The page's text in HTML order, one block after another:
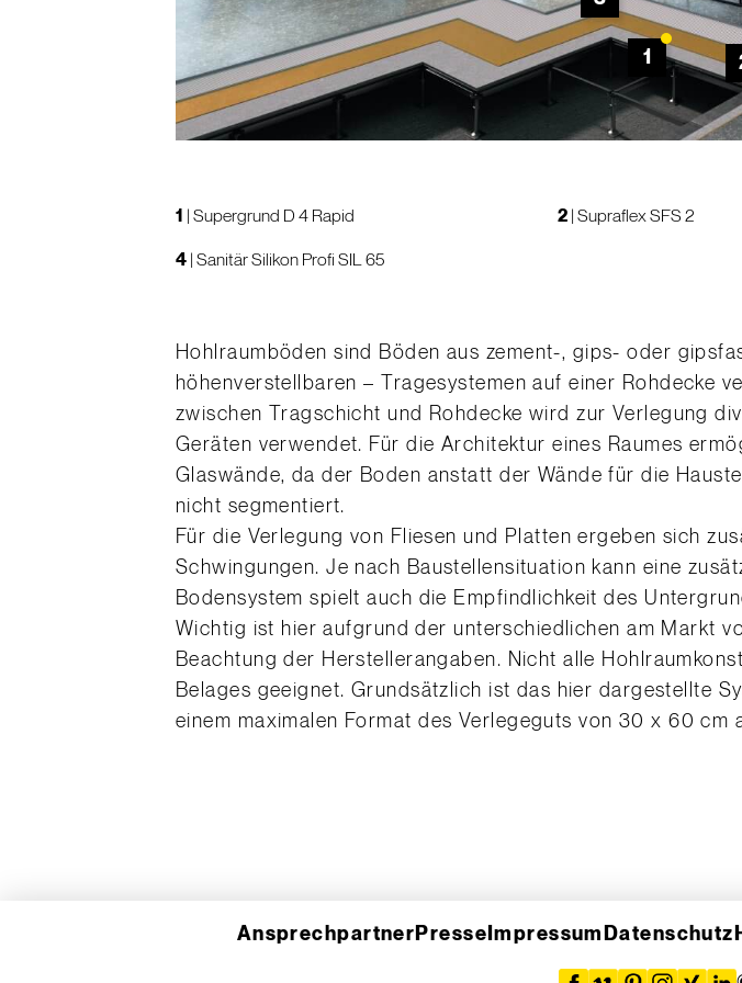
1
1 Supergrund D 4 Rapid 2 Supraflex SFS 2
4 Sanitär Silikon Profi SIL 65
Hohlraumböden sind Böden aus zement-, gips- oder
höhenverstellbaren – Tragesystemen auf einer Rohdecke
zwischen Tragschicht und Rohdecke wird zur Verlegung
Geräten verwendet. Für die Architektur eines Raumes
Glaswände, da der Boden anstatt der Wände für die
nicht segmentiert.
Für die Verlegung von Fliesen und Platten ergeben sich
Schwingungen. Je nach Baustellensituation kann eine
Bodensystem spielt auch die Empfindlichkeit des
Wichtig ist hier aufgrund der unterschiedlichen am Markt
Beachtung der Herstellerangaben. Nicht alle
Belages geeignet. Grundsätzlich ist das hier dargestellte
einem maximalen Format des Verlegeguts von 30 x 60 cm
Ansprechpartner Presse Impressum Datenschutz